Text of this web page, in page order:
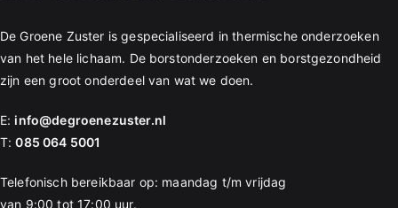
De Groene Zuster is gespecialiseerd in thermische onderzoeken
van het hele lichaam. De borstonderzoeken en borstgezondheid
zijn een groot onderdeel van wat we doen.
E: info@degroenezuster.nl
T:085 064 5001
Telefonisch bereikbaar op: maandag t/m vrijdag
van 9:00 tot 17:00 uur.